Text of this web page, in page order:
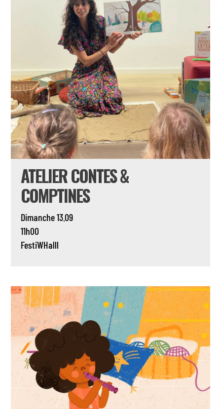
ATELIER CONTES &
COMPTINES
Dimanche 13.09
11h00
FestiWHalll